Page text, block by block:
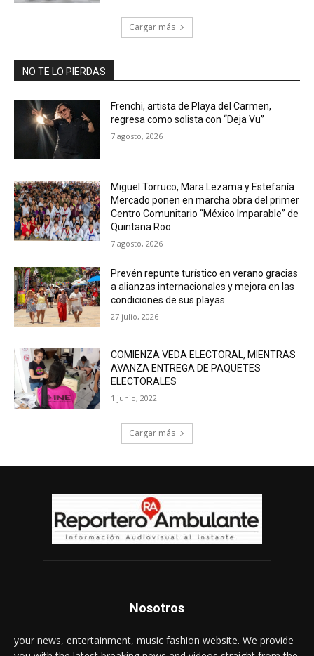
Cargar más
NO TE LO PIERDAS
Frenchi, artista de Playa del Carmen,
regresa como solista con “Deja Vu”
7 agosto, 2026
Miguel Torruco, Mara Lezama y Estefanía
Mercado ponen en marcha obra del primer
Centro Comunitario “México Imparable” de
Quintana Roo
7 agosto, 2026
Prevén repunte turístico en verano gracias
a alianzas internacionales y mejora en las
condiciones de sus playas
27 julio, 2026
COMIENZA VEDA ELECTORAL, MIENTRAS
AVANZA ENTREGA DE PAQUETES
ELECTORALES
1 junio, 2022
Cargar más
Nosotros
your news, entertainment, music fashion website. We provide